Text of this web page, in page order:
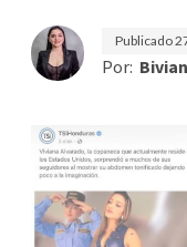
Publicado
Por: